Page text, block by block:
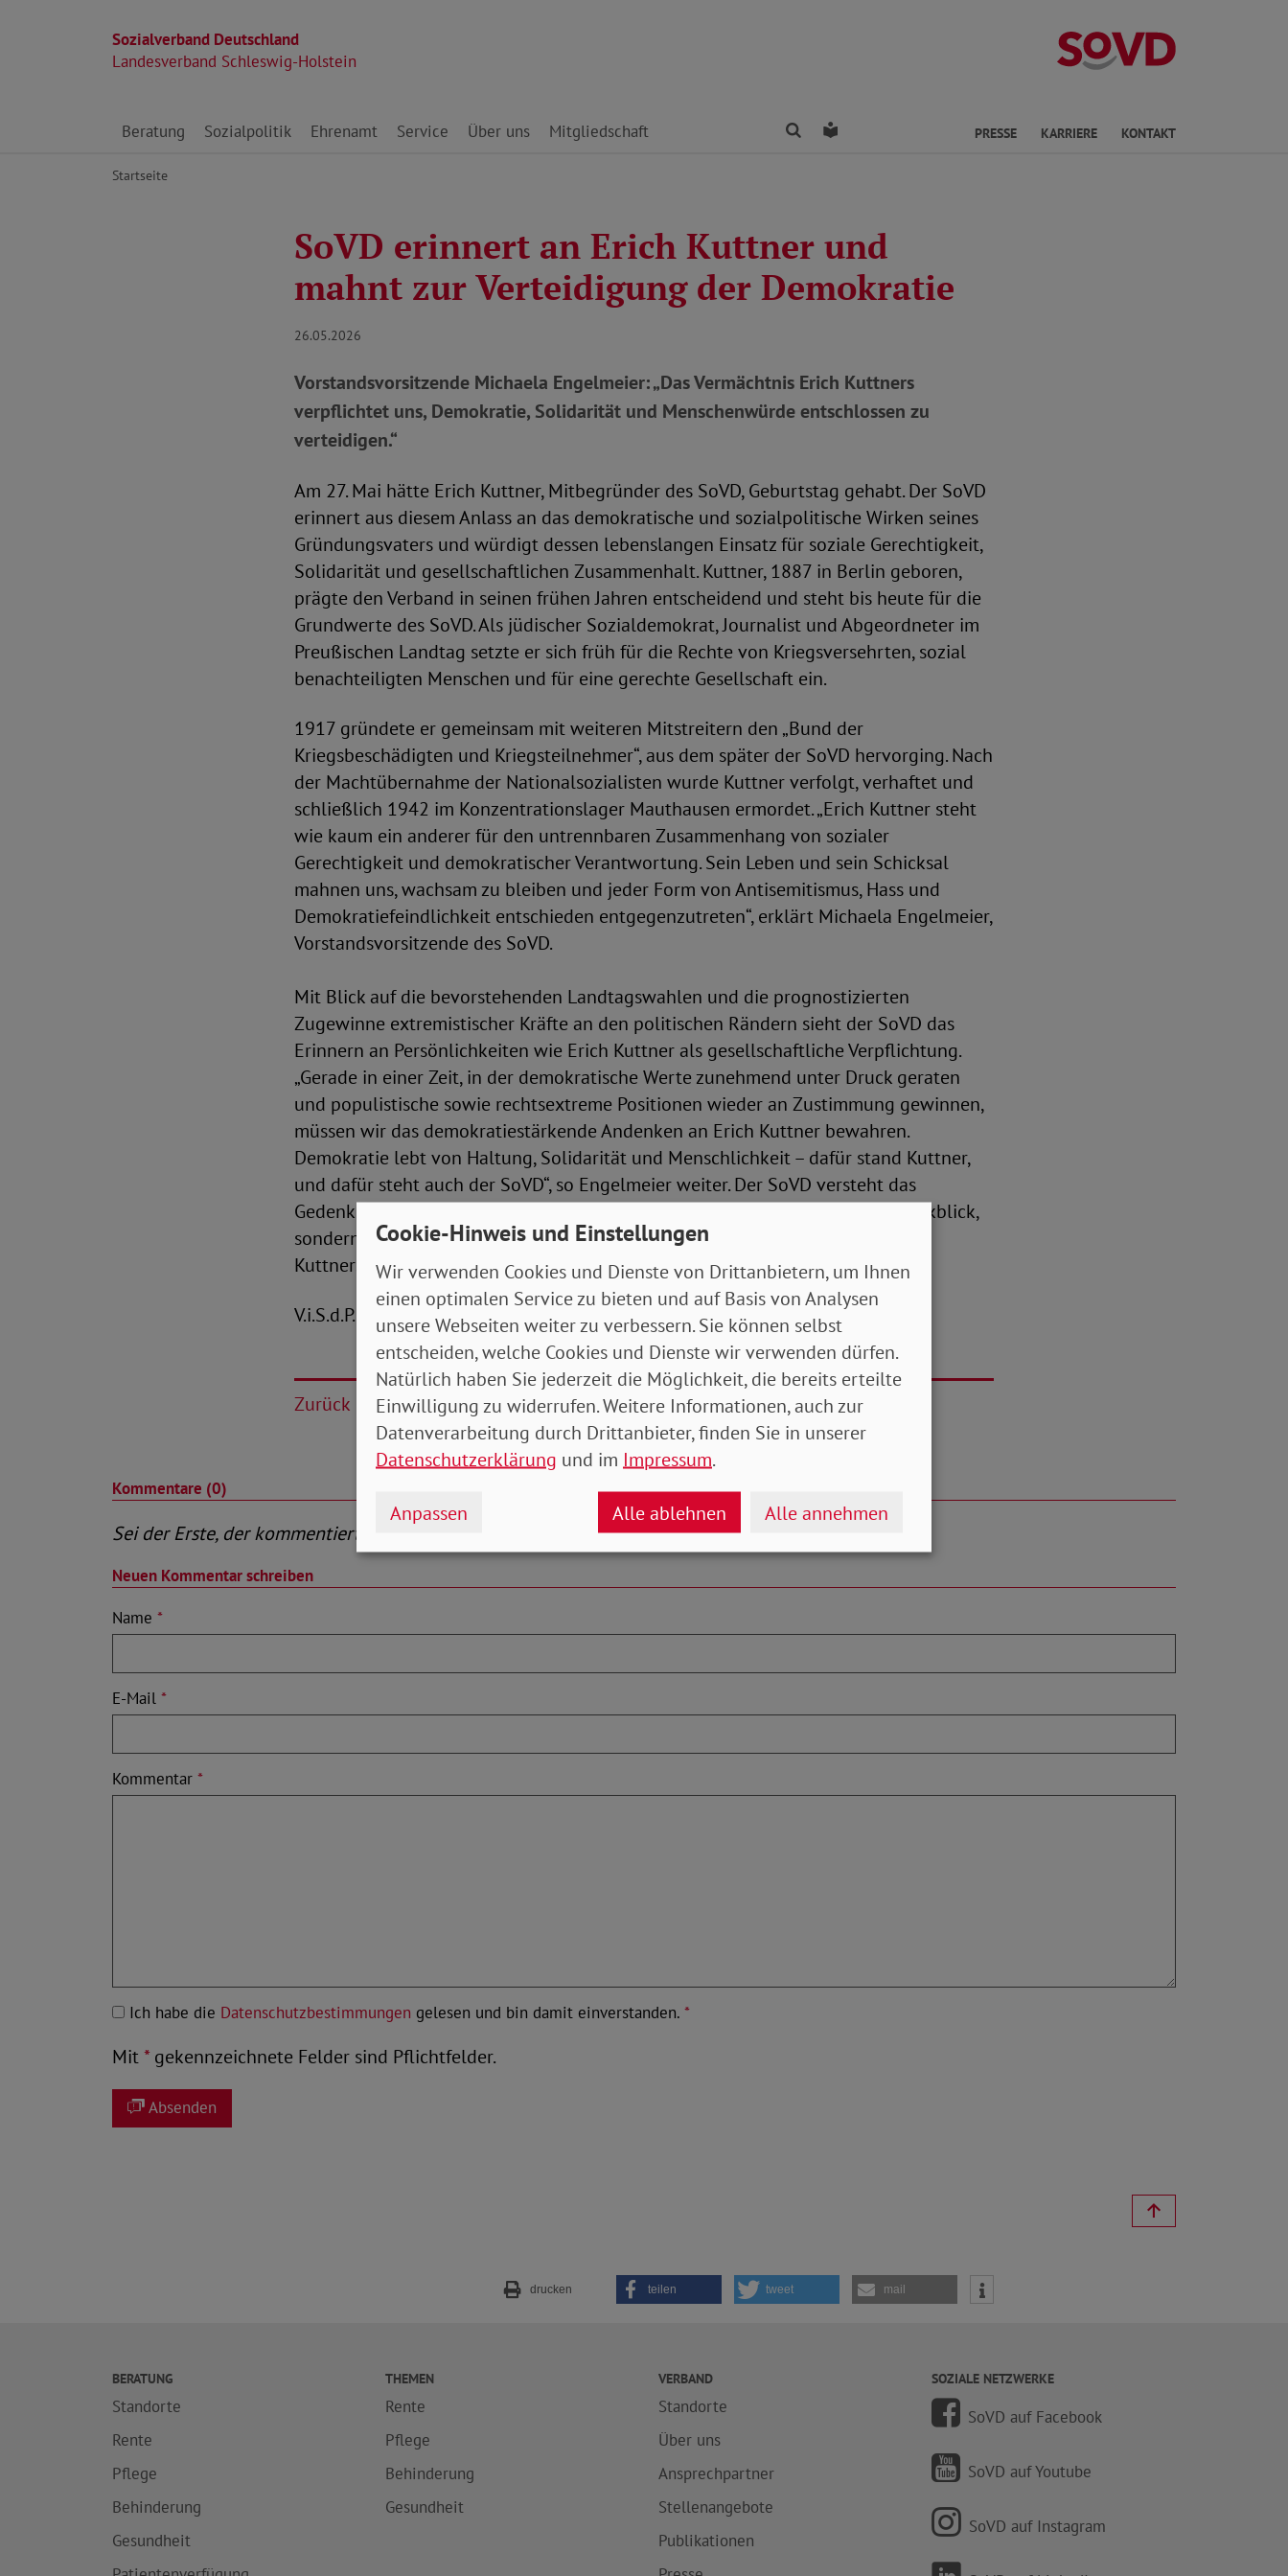
Sozialverband Deutschland
Landesverband Schleswig-Holstein
Direkt zu den Inhalten springen
Beratung Sozialpolitik Ehrenamt Service Über uns Mitgliedschaft FindenLeichte Sprache PRESSE KARRIERE KONTAKT
Startseite
SoVD erinnert an Erich Kuttner und
mahnt zur Verteidigung der Demokratie
26.05.2026
Vorstandsvorsitzende Michaela Engelmeier: „Das Vermächtnis Erich Kuttners
verpflichtet uns, Demokratie, Solidarität und Menschenwürde entschlossen zu
verteidigen.“
Am 27. Mai hätte Erich Kuttner, Mitbegründer des SoVD, Geburtstag gehabt. Der SoVD
erinnert aus diesem Anlass an das demokratische und sozialpolitische Wirken seines
Gründungsvaters und würdigt dessen lebenslangen Einsatz für soziale Gerechtigkeit,
Solidarität und gesellschaftlichen Zusammenhalt. Kuttner, 1887 in Berlin geboren,
prägte den Verband in seinen frühen Jahren entscheidend und steht bis heute für die
Grundwerte des SoVD. Als jüdischer Sozialdemokrat, Journalist und Abgeordneter im
Preußischen Landtag setzte er sich früh für die Rechte von Kriegsversehrten, sozial
benachteiligten Menschen und für eine gerechte Gesellschaft ein.
1917 gründete er gemeinsam mit weiteren Mitstreitern den „Bund der
Kriegsbeschädigten und Kriegsteilnehmer“, aus dem später der SoVD hervorging. Nach
der Machtübernahme der Nationalsozialisten wurde Kuttner verfolgt, verhaftet und
schließlich 1942 im Konzentrationslager Mauthausen ermordet. „Erich Kuttner steht
wie kaum ein anderer für den untrennbaren Zusammenhang von sozialer
Gerechtigkeit und demokratischer Verantwortung. Sein Leben und sein Schicksal
mahnen uns, wachsam zu bleiben und jeder Form von Antisemitismus, Hass und
Demokratiefeindlichkeit entschieden entgegenzutreten“, erklärt Michaela Engelmeier,
Vorstandsvorsitzende des SoVD.
Mit Blick auf die bevorstehenden Landtagswahlen und die prognostizierten
Zugewinne extremistischer Kräfte an den politischen Rändern sieht der SoVD das
Erinnern an Persönlichkeiten wie Erich Kuttner als gesellschaftliche Verpflichtung.
„Gerade in einer Zeit, in der demokratische Werte zunehmend unter Druck geraten
und populistische sowie rechtsextreme Positionen wieder an Zustimmung gewinnen,
müssen wir das demokratiestärkende Andenken an Erich Kuttner bewahren.
Demokratie lebt von Haltung, Solidarität und Menschlichkeit – dafür stand Kuttner,
und dafür steht auch der SoVD“, so Engelmeier weiter. Der SoVD versteht das
Gedenken an seinen Gründungsvater deshalb nicht allein als historischen Rückblick,
sondern als klaren Auftrag für Gegenwart und Zukunft. Das Vermächtnis Erich
Kuttners sei gerade heute aktueller denn je.
V.i.S.d.P.: Peter-Michael Zernechel
Zurück
Kommentare (0)
Sei der Erste, der kommentiert
Neuen Kommentar schreiben
Name *
E-Mail *
Kommentar *
Ich habe die Datenschutzbestimmungen gelesen und bin damit einverstanden. *
Mit*gekennzeichnete Felder sind Pflichtfelder.
Absenden
drucken teilen tweet mail
BERATUNG
Standorte
Rente
Pflege
Behinderung
Gesundheit
THEMEN
Rente
Pflege
Behinderung
Gesundheit
VERBAND
Standorte
Über uns
Ansprechpartner
Stellenangebote
Publikationen
SOZIALE NETZWERKE
SoVD auf Facebook
SoVD auf Youtube
SoVD auf Instagram
Cookie-Hinweis und Einstellungen
Wir verwenden Cookies und Dienste von Drittanbietern, um Ihnen
einen optimalen Service zu bieten und auf Basis von Analysen
unsere Webseiten weiter zu verbessern. Sie können selbst
entscheiden, welche Cookies und Dienste wir verwenden dürfen.
Natürlich haben Sie jederzeit die Möglichkeit, die bereits erteilte
Einwilligung zu widerrufen. Weitere Informationen, auch zur
Datenverarbeitung durch Drittanbieter, finden Sie in unserer
Datenschutzerklärung und im Impressum.
Anpassen Alle ablehnen Alle annehmen